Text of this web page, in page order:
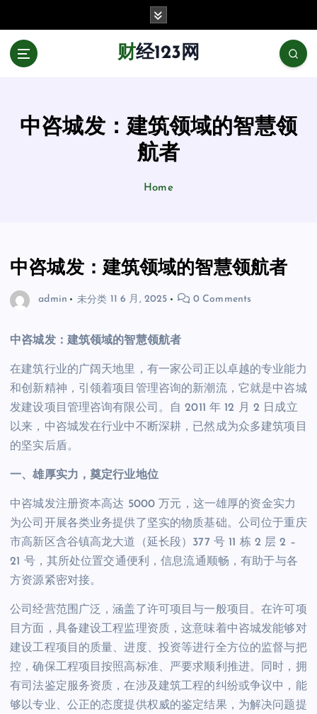
财经123网
中咨城发：建筑领域的智慧领
航者
Home
中咨城发：建筑领域的智慧领航者
admin 未分类 11 6 月, 2025 0 Comments
中咨城发：建筑领域的智慧领航者
在建筑行业的广阔天地里，有一家公司正以卓越的专业能力
和创新精神，引领着项目管理咨询的新潮流，它就是中咨城
发建设项目管理咨询有限公司。自 2011 年 12 月 2 日成立
以来，中咨城发在行业中不断深耕，已然成为众多建筑项目
的坚实后盾。
一、雄厚实力，奠定行业地位
中咨城发注册资本高达 5000 万元，这一雄厚的资金实力
为公司开展各类业务提供了坚实的物质基础。公司位于重庆
市高新区含谷镇高龙大道（延长段）377 号 11 栋 2 层 2 –
21 号，其所处位置交通便利，信息流通顺畅，有助于与各
方资源紧密对接。
公司经营范围广泛，涵盖了许可项目与一般项目。在许可项
目方面，具备建设工程监理资质，这意味着中咨城发能够对
建设工程项目的质量、进度、投资等进行全方位的监督与把
控，确保工程项目按照高标准、严要求顺利推进。同时，拥
有司法鉴定服务资质，在涉及建筑工程的纠纷或争议中，能
够以专业、公正的态度提供权威的鉴定结果，为解决问题提